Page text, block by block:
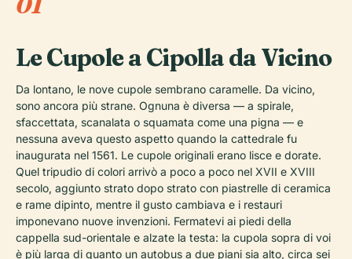
Le Cupole a Cipolla da Vicino
Da lontano, le nove cupole sembrano caramelle. Da vicino,
sono ancora più strane. Ognuna è diversa — a spirale,
sfaccettata, scanalata o squamata come una pigna — e
nessuna aveva questo aspetto quando la cattedrale fu
inaugurata nel 1561. Le cupole originali erano lisce e dorate.
Quel tripudio di colori arrivò a poco a poco nel XVII e XVIII
secolo, aggiunto strato dopo strato con piastrelle di ceramica
e rame dipinto, mentre il gusto cambiava e i restauri
imponevano nuove invenzioni. Fermatevi ai piedi della
cappella sud-orientale e alzate la testa: la cupola sopra di voi
è più larga di quanto un autobus a due piani sia alto, circa sei